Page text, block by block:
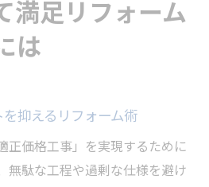
満足リフォーム
は
抑えるリフォーム術
正価格工事」を実現するために
無駄な工程や過剰な仕様を避け